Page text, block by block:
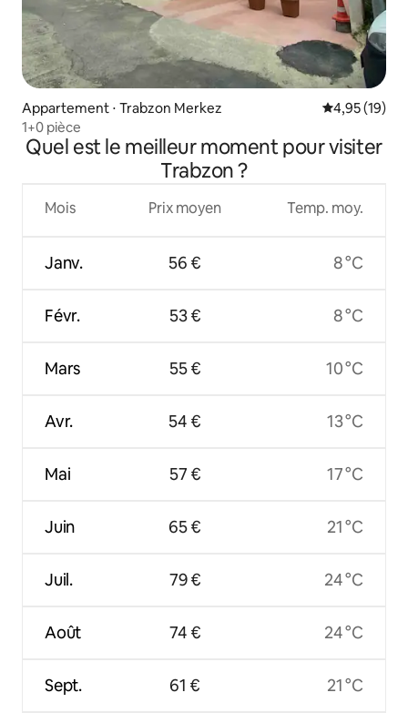
Appartement ⋅ Trabzon Merkez Évaluation
4,95 (19)
1+0 pièce
Quel est le meilleur moment pour visiter
Trabzon ?
Mois
Janv.
Févr.
Mars
Avr.
Mai
Juin
Juil.
Août
Sept.
Prix moyen
56 €
53 €
55 €
54 €
57 €
65 €
79 €
74 €
61 €
Temp. moy.
8 °C
8 °C
10 °C
13 °C
17 °C
21 °C
24 °C
24 °C
21 °C